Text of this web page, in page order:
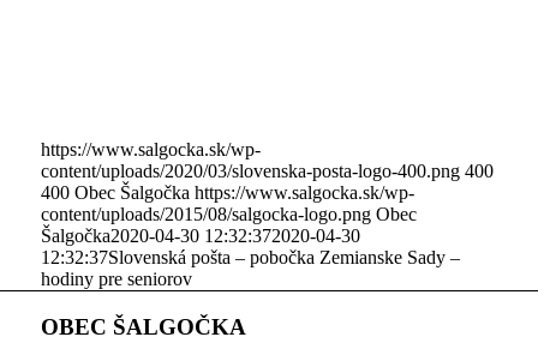
https://www.salgocka.sk/wp-
content/uploads/2020/03/slovenska-posta-logo-400.png 400
400 Obec Šalgočka https://www.salgocka.sk/wp-
content/uploads/2015/08/salgocka-logo.png Obec
Šalgočka2020-04-30 12:32:372020-04-30
12:32:37Slovenská pošta – pobočka Zemianske Sady –
hodiny pre seniorov
OBEC ŠALGOČKA